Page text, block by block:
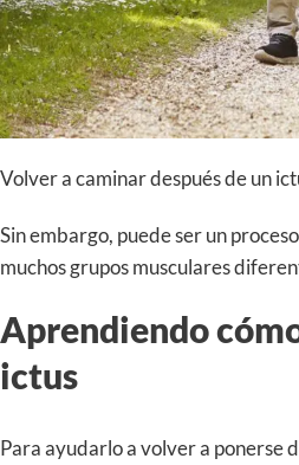
Volver a caminar después de un
Sin embargo, puede ser un
muchos grupos musculares
Aprendiendo
ictus
Para ayudarlo a volver a ponerse